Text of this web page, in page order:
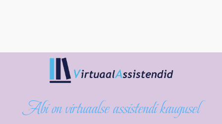
Abi on virtuaalse assistendi kaugusel